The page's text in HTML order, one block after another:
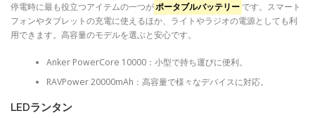
停電時に最も役立つアイテムの一つがポータブルバッテリーです。スマート
フォンやタブレットの充電に使えるほか、ライトやラジオの電源としても利
用できます。高容量のモデルを選ぶと安心です。
Anker PowerCore 10000：小型で持ち運びに便利。
RAVPower 20000mAh：高容量で様々なデバイスに対応。
LEDランタン